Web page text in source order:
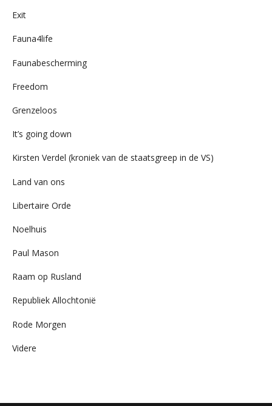
Exit
Fauna4life
Faunabescherming
Freedom
Grenzeloos
It’s going down
Kirsten Verdel (kroniek van de staatsgreep in de VS)
Land van ons
Libertaire Orde
Noelhuis
Paul Mason
Raam op Rusland
Republiek Allochtonië
Rode Morgen
Videre